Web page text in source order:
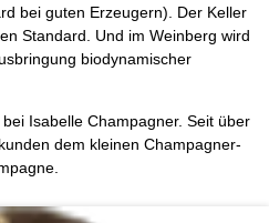
bei guten Erzeugern). Der Keller
Standard. Und im Weinberg wird
biodynamischer
Isabelle Champagner. Seit über
dem kleinen Champagner-